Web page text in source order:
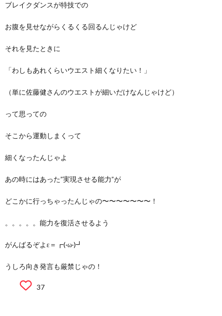
ブレイクダンスが特技での
お腹を見せながらくるくる回るんじゃけど
それを見たときに
「わしもあれくらいウエスト細くなりたい！」
（単に佐藤健さんのウエストが細いだけなんじゃけど）
って思っての
そこから運動しまくって
細くなったんじゃよ
あの時にはあった”実現させる能力”が
どこかに行っちゃったんじゃの〜〜〜〜〜〜〜！
。。。。。能力を復活させるよう
がんばるぞよε＝┏(·ω·)┛
うしろ向き発言も厳禁じゃの！
37